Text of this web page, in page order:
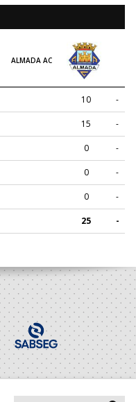
ALMADA AC
10 -
15 -
0 -
0 -
0 -
25 -